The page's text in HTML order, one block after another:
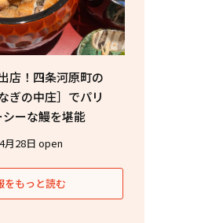
店！四条河原町の
ぎの中庄］でパリ
ーな鰻を堪能
月28日 open
をもっと読む